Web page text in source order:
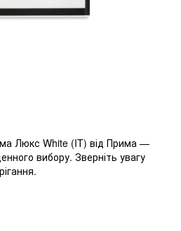
Люкс White (IT) від Прима —
вибору. Зверніть увагу